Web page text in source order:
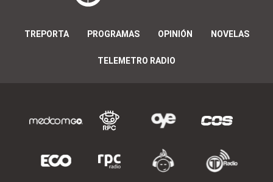
TREPORTA PROGRAMAS OPINIÓN NOVELAS
TELEMETRO RADIO